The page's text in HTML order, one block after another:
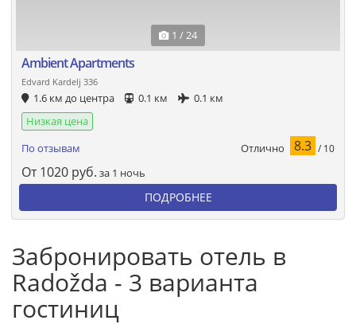
1 / 24
Ambient Apartments
Edvard Kardelj 336
1.6 км до центра 0.1 км
0.1 км
Низкая цена
По отзывам
Отлично 8.3 / 10
От 1020 руб. за 1 ночь
ПОДРОБНЕЕ
Забронировать отель в
Radožda - 3 варианта
гостиниц